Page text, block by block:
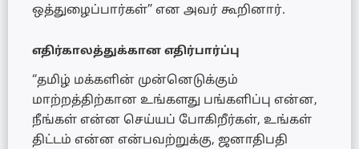
ஒத்துழைப்பார்கள்” என அவர் கூறினார்.
எதிர்காலத்துக்கான எதிர்பார்ப்பு
“தமிழ் மக்களின் முன்னெடுக்கும்
மாற்றத்திற்கான உங்களது பங்களிப்பு என்ன,
நீங்கள் என்ன செய்யப் போகிறீர்கள், உங்கள்
திட்டம் என்ன என்பவற்றுக்கு, ஜனாதிபதி